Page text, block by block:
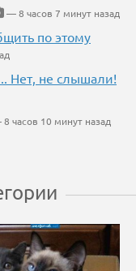
— 8 часов 7 минут назад
по этому
Нет, не слышали!
часов 10 минут назад